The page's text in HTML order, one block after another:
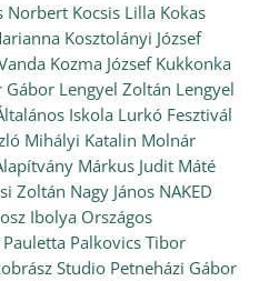
Norbert Kocsis Lilla Kokas
Kosztolányi József
Kozma József Kukkonka
Gábor Lengyel Zoltán Lengyel
Iskola Lurkó Fesztivál
Mihályi Katalin Molnár
Márkus Judit Máté
Zoltán Nagy János NAKED
Ibolya Országos
Pauletta Palkovics Tibor
Studio Petneházi Gábor